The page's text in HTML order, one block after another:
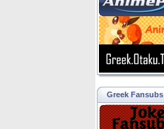
Greek Fansubs